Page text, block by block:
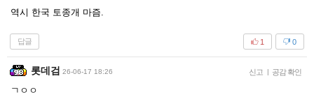
역시 한국 토종개 마즘.
답글 0
1
롯데검 26-06-17 18:26 신고 | 공감 확인
ㄱㅇㅇ